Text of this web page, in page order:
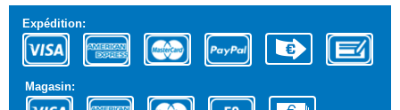
Expédition:
Magasin: